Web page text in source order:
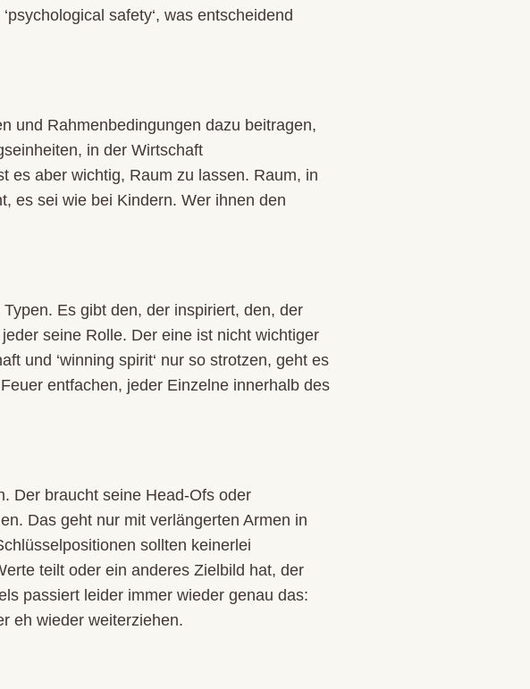
safety‘, was entscheidend
und Rahmenbedingungen dazu beitragen,
in der Wirtschaft
es aber wichtig, Raum zu lassen. Raum, in
es sei wie bei Kindern. Wer ihnen den
Es gibt den, der inspiriert, den, der
seine Rolle. Der eine ist nicht wichtiger
und ‘winning spirit‘ nur so strotzen, geht es
entfachen, jeder Einzelne innerhalb des
Der braucht seine Head-Ofs oder
Das geht nur mit verlängerten Armen in
sollten keinerlei
teilt oder ein anderes Zielbild hat, der
passiert leider immer wieder genau das:
eh wieder weiterziehen.